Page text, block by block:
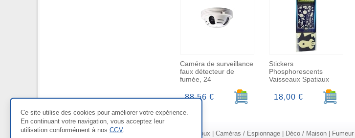
Caméra de surveillance
faux détecteur de
fumée, 24
Ajouter au panier
88,56 €
Stickers
Phosphorescents
Vaisseaux Spatiaux
Ajouter
18,00 €
Nos Rayons : Bijoux Caméras / Espionnage| Déco / Maison| Fumeur|
Ce site utilise des cookies pour améliorer votre expérience.
En continuant votre navigation, vous acceptez leur
utilisation conformément à nos CGV.